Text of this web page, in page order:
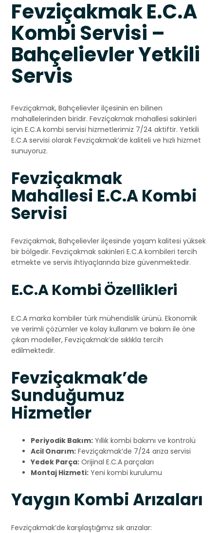
Fevziçakmak E.C.A
Kombi Servisi –
Bahçelievler Yetkili
Servis
Fevziçakmak, Bahçelievler ilçesinin en bilinen
mahallelerinden biridir. Fevziçakmak mahallesi sakinleri
için E.C.A kombi servisi hizmetlerimiz 7/24 aktiftir. Yetkili
E.C.A servisi olarak Fevziçakmak’de kaliteli ve hızlı hizmet
sunuyoruz.
Fevziçakmak
Mahallesi E.C.A Kombi
Servisi
Fevziçakmak, Bahçelievler ilçesinde yaşam kalitesi yüksek
bir bölgedir. Fevziçakmak sakinleri E.C.A kombileri tercih
etmekte ve servis ihtiyaçlarında bize güvenmektedir.
E.C.A Kombi Özellikleri
E.C.A marka kombiler türk mühendislik ürünü. Ekonomik
ve verimli çözümler ve kolay kullanım ve bakım ile öne
çıkan modeller, Fevziçakmak’de sıklıkla tercih
edilmektedir.
Fevziçakmak’de
Sunduğumuz
Hizmetler
Periyodik Bakım: Yıllık kombi bakımı ve kontrolü
Acil Onarım: Fevziçakmak’de 7/24 arıza servisi
Yedek Parça: Orijinal E.C.A parçaları
Montaj Hizmeti: Yeni kombi kurulumu
Yaygın Kombi Arızaları
Fevziçakmak’de karşılaştığımız sık arızalar: